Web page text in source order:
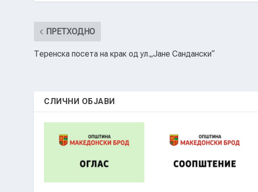
ПРЕТХОДНО
Теренска посета на крак од ул.„Јане Сандански“
СЛИЧНИ ОБЈАВИ